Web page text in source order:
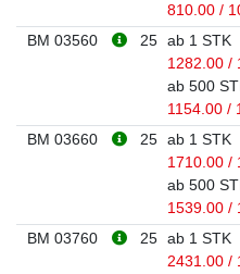
810.00 /
BM 03560
25 ab 1 STK
1282.00 /
ab 500
1154.00 /
BM 03660
25 ab 1 STK
1710.00 /
ab 500
1539.00 /
BM 03760
25 ab 1 STK
2431.00 /